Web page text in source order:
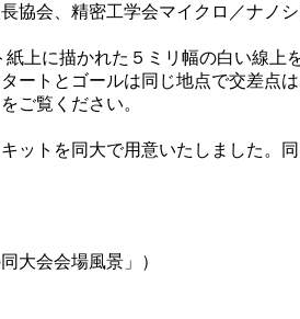
協会、精密工学会マイクロ／ナノ
上に描かれた５ミリ幅の白い線
ートとゴールは同じ地点で交差点
ご覧ください。
ットを同大で用意いたしました
大会会場風景」）